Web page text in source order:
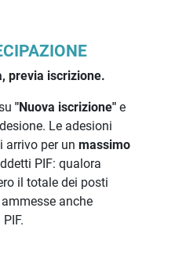
previa iscrizione.
"Nuova iscrizione" e
Le adesioni
arrivo per un massimo
PIF: qualora
il totale dei posti
anche